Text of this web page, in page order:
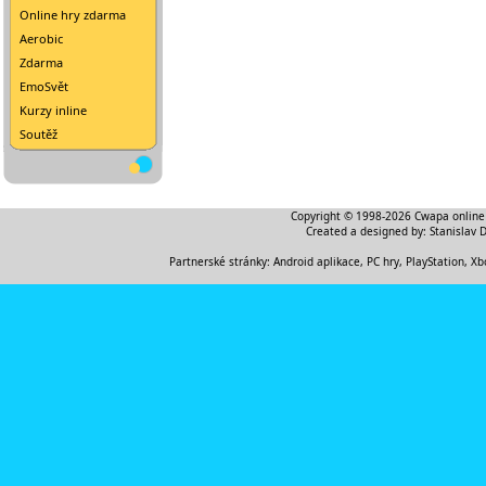
Online hry zdarma
Aerobic
Zdarma
EmoSvět
Kurzy inline
Soutěž
Copyright © 1998-2026 Cwapa
Created a designed by: Stanislav
Partnerské stránky: Android aplikace, PC hry, PlayStation,